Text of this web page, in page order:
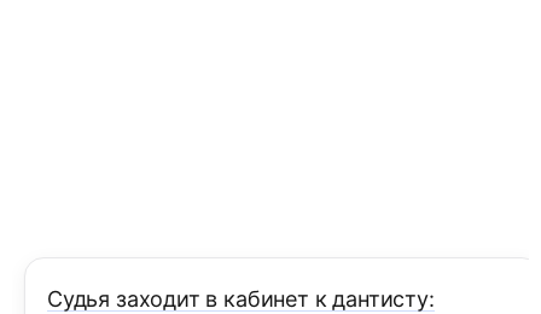
Судья заходит в кабинет к дантисту: